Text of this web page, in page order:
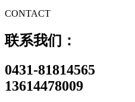
CONTACT
联系我们：
0431-81814565
13614478009